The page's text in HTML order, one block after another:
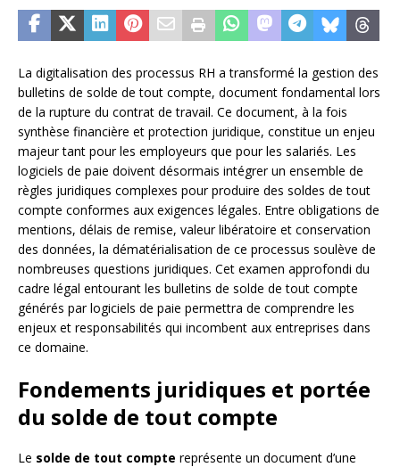
La digitalisation des processus RH a transformé la gestion des
bulletins de solde de tout compte, document fondamental lors
de la rupture du contrat de travail. Ce document, à la fois
synthèse financière et protection juridique, constitue un enjeu
majeur tant pour les employeurs que pour les salariés. Les
logiciels de paie doivent désormais intégrer un ensemble de
règles juridiques complexes pour produire des soldes de tout
compte conformes aux exigences légales. Entre obligations de
mentions, délais de remise, valeur libératoire et conservation
des données, la dématérialisation de ce processus soulève de
nombreuses questions juridiques. Cet examen approfondi du
cadre légal entourant les bulletins de solde de tout compte
générés par logiciels de paie permettra de comprendre les
enjeux et responsabilités qui incombent aux entreprises dans
ce domaine.
Fondements juridiques et portée
du solde de tout compte
Le solde de tout compte représente un document d’une